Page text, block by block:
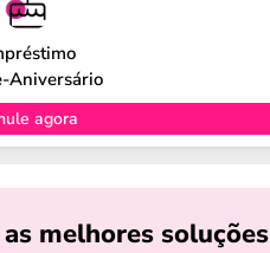
Aniversário
agora
melhores soluções